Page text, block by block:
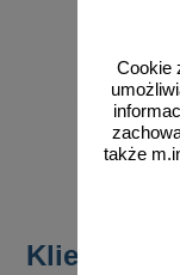
Cookie
także
od
235,00 zł
do
Klienci